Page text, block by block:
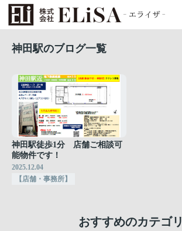
神田駅のブログ一覧
神田駅徒歩1分 店舗ご相談可
能物件です！
2025.12.04
【店舗・事務所】
おすすめのカテゴリ